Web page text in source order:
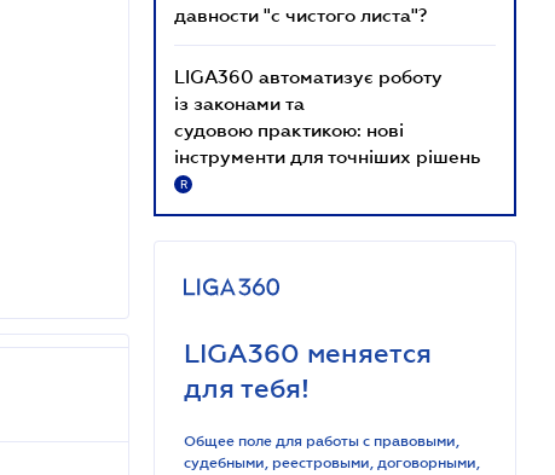
давности "с чистого листа"?
LIGA360 автоматизує роботу
із законами та
судовою практикою: нові
інструменти для точніших рішень
R
LIGA360 меняется
для тебя!
Общее поле для работы с правовыми,
судебными, реестровыми, договорными,